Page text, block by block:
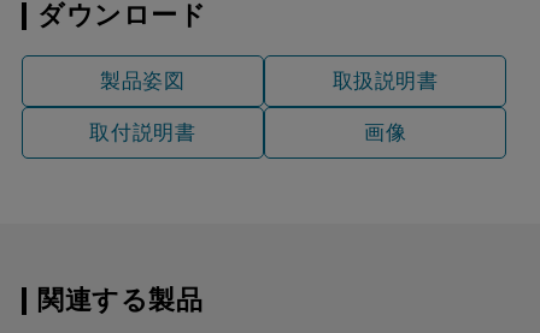
ダウンロード
製品姿図 取扱説明書
取付説明書 画像
関連する製品